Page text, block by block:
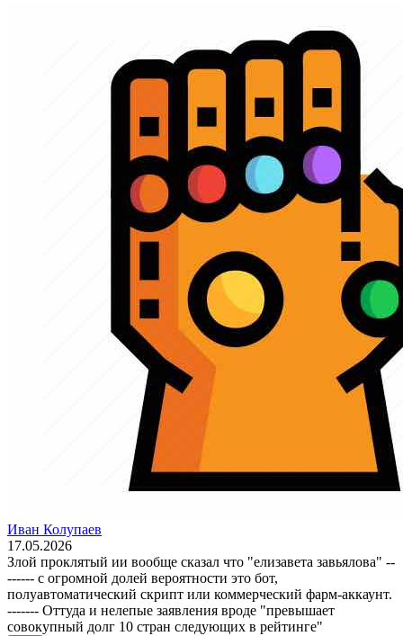
Иван Колупаев
17.05.2026
Злой проклятый ии вообще сказал что "елизавета завьялова" --
------ с огромной долей вероятности это бот,
полуавтоматический скрипт или коммерческий фарм-аккаунт.
------- Оттуда и нелепые заявления вроде "превышает
совокупный долг 10 стран следующих в рейтинге"